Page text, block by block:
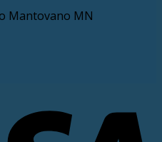
Mantovano MN